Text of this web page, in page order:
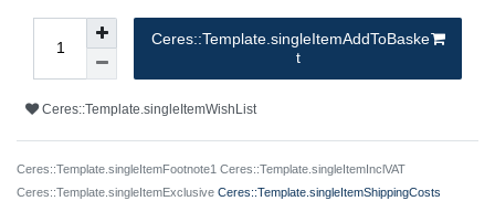
Ceres::Template.singleItemAddToBaske
t
Ceres::Template.singleItemWishList
Ceres::Template.singleItemFootnote1 Ceres::Template.singleItemInclVAT
Ceres::Template.singleItemExclusive Ceres::Template.singleItemShippingCosts